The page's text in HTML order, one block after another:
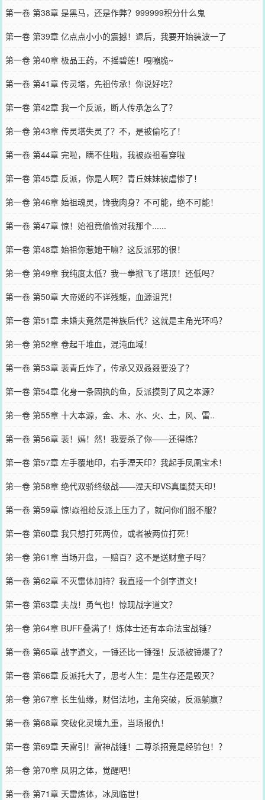
第一卷 第38章 是黑马，还是作弊？999999积分什么鬼
第一卷 第39章 亿点点小小的震撼！退后，我要开始装波一了
第一卷 第40章 极品王药，不摇碧莲！嘎嘣脆~
第一卷 第41章 传灵塔，先祖传承！你说好吃？
第一卷 第42章 我一个反派，断人传承怎么了？
第一卷 第43章 传灵塔失灵了？不，是被偷吃了！
第一卷 第44章 完啦，瞒不住啦，我被焱祖看穿啦
第一卷 第45章 反派，你是人啊？青丘妹妹被虐惨了！
第一卷 第46章 始祖魂灵，馋我肉身？不可能，绝不可能！
第一卷 第47章 惊！始祖竟偷偷对我那个......
第一卷 第48章 始祖你惹她干嘛？这反派邪的很！
第一卷 第49章 我纯度太低？我一拳掀飞了塔顶！还低吗？
第一卷 第50章 大帝姬的不详残躯，血源诅咒！
第一卷 第51章 未婚夫竟然是神族后代？这就是主角光环吗？
第一卷 第52章 卷起千堆血，混沌血域！
第一卷 第53章 裴青丘炸了，传承又双叒叕要没了？
第一卷 第54章 化身一条固执的鱼，反派摸到了风之本源？
第一卷 第55章 十大本源，金、木、水、火、土，风、雷..
第一卷 第56章 裴！嫣！然！我要杀了你——还得练？
第一卷 第57章 左手覆地印，右手湮天印？我起手凤凰宝术！
第一卷 第58章 绝代双骄终级战——湮天印VS真凰焚天印！
第一卷 第59章 惊!焱祖给反派上压力了，就问你们服不服？
第一卷 第60章 我只想打死两位，或者被两位打死！
第一卷 第61章 当场开盘，一赔百？这不是送财童子吗？
第一卷 第62章 不灭雷体加持？我直接一个剑字道文！
第一卷 第63章 夫战！勇气也！惊现战字道文？
第一卷 第64章 BUFF叠满了！炼体士还有本命法宝战锤？
第一卷 第65章 战字道文，一锤还比一锤强！反派被锤爆了？
第一卷 第66章 反派托大了，思考人生：是生存还是毁灭？
第一卷 第67章 长生仙缘，财侣法地，主角突破，反派躺赢？
第一卷 第68章 突破化灵境九重，当场报仇！
第一卷 第69章 天雷引！雷神战锤！二尊杀招竟是经验包！？
第一卷 第70章 凤阴之体，觉醒吧！
第一卷 第71章 天雷炼体，冰凤临世！